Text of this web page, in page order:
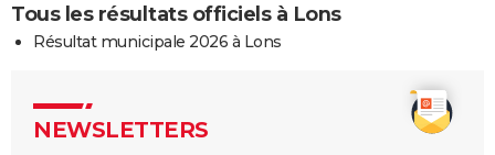
Tous les résultats officiels à Lons
Résultat municipale 2026 à Lons
NEWSLETTERS